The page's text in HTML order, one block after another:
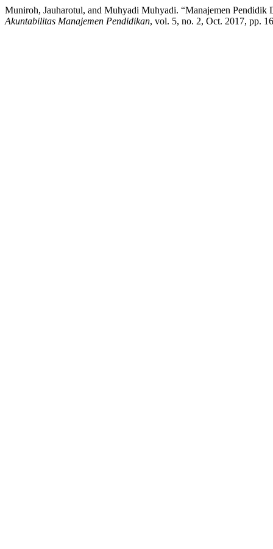
Muniroh, Jauharotul, and Muhyadi Muhyadi. “Manajemen
Akuntabilitas Manajemen Pendidikan, vol. 5, no. 2, Oct. 2017, pp.